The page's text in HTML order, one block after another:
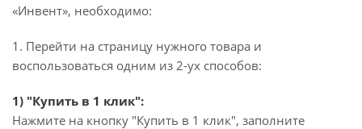
«Инвент», необходимо:
1. Перейти на страницу нужного товара и
воспользоваться одним из 2-ух способов:
1) "Купить в 1 клик":
Нажмите на кнопку "Купить в 1 клик", заполните